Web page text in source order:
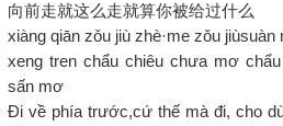
向前走就这么走就算你被给过什么
xiàng qiān zǒu jiù zhè·me zǒu jiùsuàn
xeng tren chẩu chiêu chưa mơ
sấn mơ
Đi về phía trước,cứ thế mà đi, cho